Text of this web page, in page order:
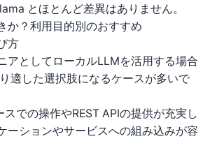
とほとんど差異はありません。
か？利用目的別のおすすめ
方
アとしてローカルLLMを活用する場合
適した選択肢になるケースが多いで
での操作やREST APIの提供が充実し
ーションやサービスへの組み込みが容